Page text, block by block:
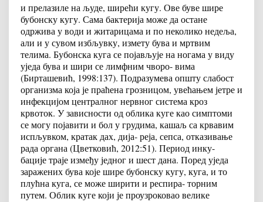
и прелазиле на људе, ширећи кугу. Ове буве шире
бубонску кугу. Сама бактерија може да остане
одржива у води и житарицама и по неколико недеља,
али и у сувом избљувку, измету бува и мртвим
телима. Бубонска куга се појављује на ногама у виду
уједа бува и шири се лимфним чворо- вима
(Бирташевић, 1998:137). Подразумева општу слабост
организма која је праћена грозницом, увећањем јетре и
инфекцијом централног нервног система кроз
крвоток. У зависности од облика куге као симптоми
се могу појавити и бол у грудима, кашаљ са крвавим
испљувком, кратак дах, дија- реја, сепса, отказивање
рада органа (Цветковић, 2012:51). Период инку-
бације траје између једног и шест дана. Поред уједа
заражених бува које шире бубонску кугу, куга, и то
плућна куга, се може ширити и респира- торним
путем. Облик куге који је проузроковао велике